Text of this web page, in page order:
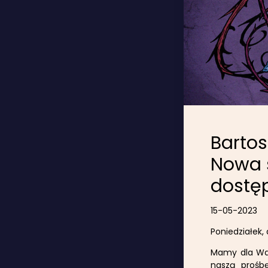
Nowa
15-05-2023
Mamy dla
naszą